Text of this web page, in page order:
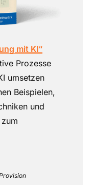
mit KI“
Prozesse
umsetzen
Beispielen,
und